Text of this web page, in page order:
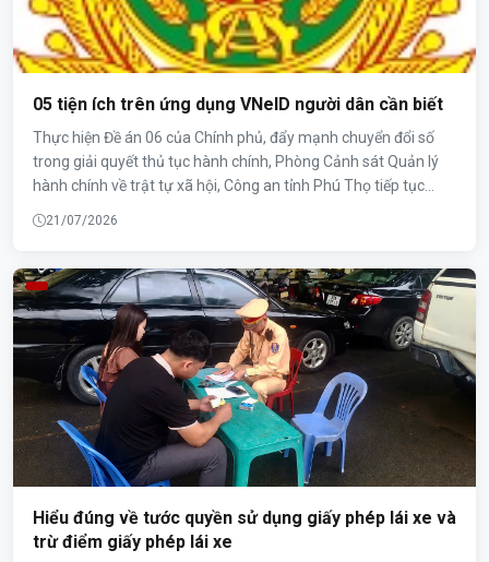
05 tiện ích trên ứng dụng VNeID người dân cần biết
Thực hiện Đề án 06 của Chính phủ, đẩy mạnh chuyển đổi số
trong giải quyết thủ tục hành chính, Phòng Cảnh sát Quản lý
hành chính về trật tự xã hội, Công an tỉnh Phú Thọ tiếp tục
21/07/2026
Hiểu đúng về tước quyền sử dụng giấy phép lái xe và
trừ điểm giấy phép lái xe